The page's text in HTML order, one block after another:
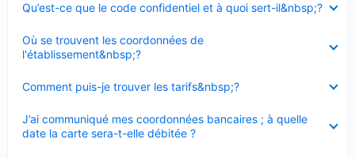
Qu’est-ce que le code confidentiel et à quoi sert-il&nbsp;?
fermé
Où se trouvent les coordonnées de
l'établissement&nbsp;?
fermé
Comment puis-je trouver les tarifs&nbsp;?
fermé
J’ai communiqué mes coordonnées bancaires ; à quelle
date la carte sera-t-elle débitée ?
fermé